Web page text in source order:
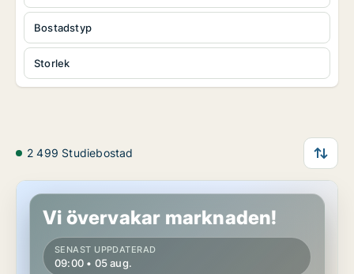
Bostadstyp
Storlek
2 499 Studiebostad
Lägenhet på Kungsholmen
Vi övervakar marknaden!
SENAST UPPDATERAD
09:00 • 05 aug.